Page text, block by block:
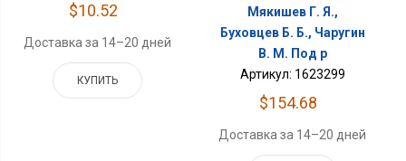
$10.52
Доставка за 14–20 дней
КУПИТЬ
Мякишев Г. Я.,
Буховцев Б. Б., Чаругин
В. М. Под р
Артикул: 1623299
$154.68
Доставка за 14–20 дней